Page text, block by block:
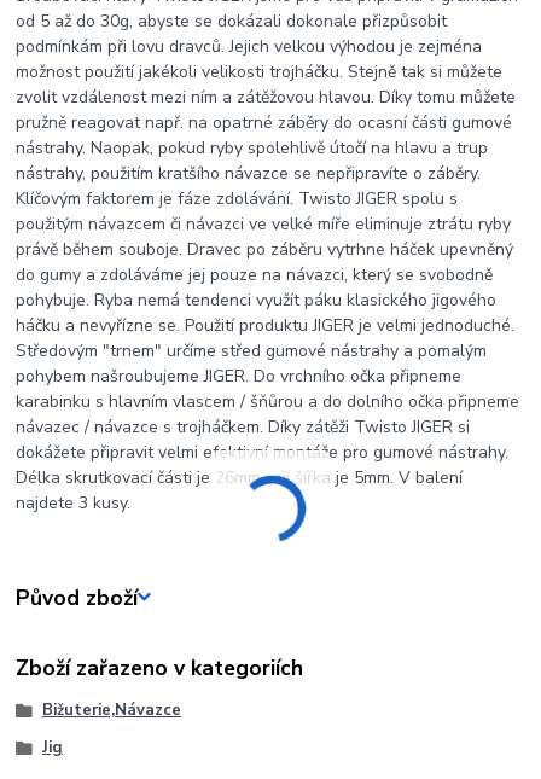
od 5 až do 30g, abyste se dokázali dokonale přizpůsobit
podmínkám při lovu dravců. Jejich velkou výhodou je zejména
možnost použití jakékoli velikosti trojháčku. Stejně tak si můžete
zvolit vzdálenost mezi ním a zátěžovou hlavou. Díky tomu můžete
pružně reagovat např. na opatrné záběry do ocasní části gumové
nástrahy. Naopak, pokud ryby spolehlivě útočí na hlavu a trup
nástrahy, použitím kratšího návazce se nepřipravíte o záběry.
Klíčovým faktorem je fáze zdolávání. Twisto JIGER spolu s
použitým návazcem či návazci ve velké míře eliminuje ztrátu ryby
právě během souboje. Dravec po záběru vytrhne háček upevněný
do gumy a zdoláváme jej pouze na návazci, který se svobodně
pohybuje. Ryba nemá tendenci využít páku klasického jigového
háčku a nevyřízne se. Použití produktu JIGER je velmi jednoduché.
Středovým "trnem" určíme střed gumové nástrahy a pomalým
pohybem našroubujeme JIGER. Do vrchního očka připneme
karabinku s hlavním vlascem / šňůrou a do dolního očka připneme
návazec / návazce s trojháčkem. Díky zátěži Twisto JIGER si
dokážete připravit velmi efektivní montáže pro gumové nástrahy.
Délka skrutkovací části je 26mm, její šířka je 5mm. V balení
najdete 3 kusy.
Původ zboží
Zboží zařazeno v kategoriích
Bižuterie,Návazce
Jig